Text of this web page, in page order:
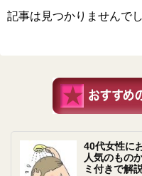
記事は見つかりませんでし
40代女性に
人気のもの
ミ付きで解